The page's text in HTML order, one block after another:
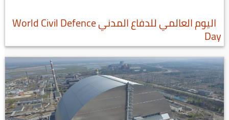
اليوم العالمي للدفاع المدني World Civil Defence
Day